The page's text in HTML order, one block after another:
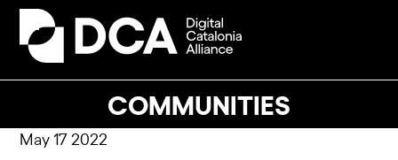
Skip
content
COMMUNITIES
Open
mobile
Close
mobile
May 17 2022